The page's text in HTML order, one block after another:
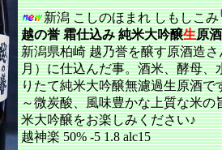
新潟 こしのほまれ しもしこみ
越の誉 霜仕込み 純米大吟醸生原
新潟県柏崎 越乃誉を醸す原酒造
月）に仕込んだ事。酒米、酵母、
りたて純米大吟醸無濾過生原酒で
～微炭酸、風味豊かな上質な米の
米大吟醸をお楽しみください♪
越神楽 50% -5 1.8 alc15